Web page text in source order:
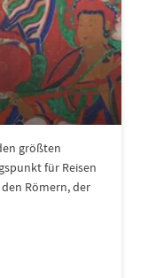
größten
für Reisen
Römern, der